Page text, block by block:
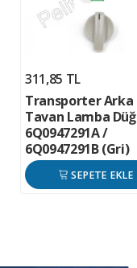
311,85 TL
Transporter Arka
Tavan Lamba
6Q0947291A /
6Q0947291B (Gri)
SEPETE EKLE